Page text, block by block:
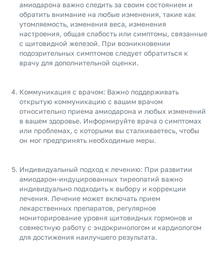
амиодарона важно следить за своим состоянием и
обратить внимание на любые изменения, такие как
утомляемость, изменения веса, изменения
настроения, общая слабость или симптомы, связанные
с щитовидной железой. При возникновении
подозрительных симптомов следует обратиться к
врачу для дополнительной оценки.
Коммуникация с врачом: Важно поддерживать
открытую коммуникацию с вашим врачом
относительно приема амиодарона и любых изменений
в вашем здоровье. Информируйте врача о симптомах
или проблемах, с которыми вы сталкиваетесь, чтобы
он мог предпринять необходимые меры.
Индивидуальный подход к лечению: При развитии
амиодарон-индуцированных тиреопатий важно
индивидуально подходить к выбору и коррекции
лечения. Лечение может включать прием
лекарственных препаратов, регулярное
мониторирование уровня щитовидных гормонов и
совместную работу с эндокринологом и кардиологом
для достижения наилучшего результата.